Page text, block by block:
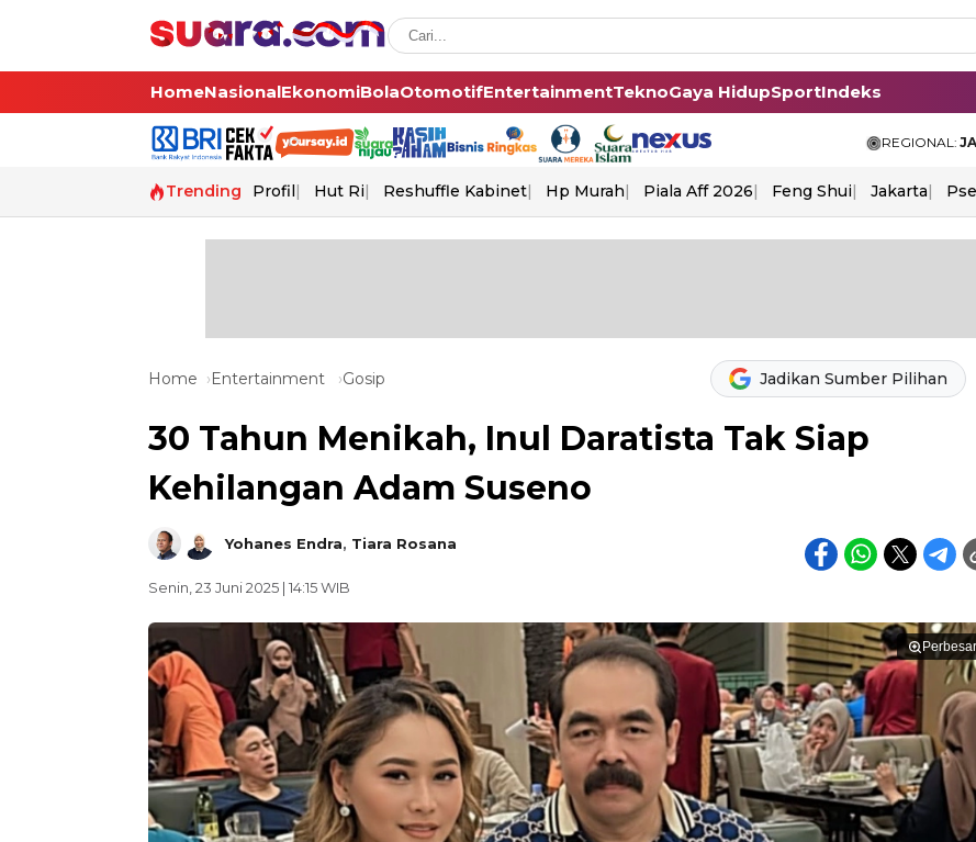
HomeNasionalEkonomiBolaOtomotifEntertainmentTeknoGaya HidupSportIndeks
REGIONAL:
Trending Profil Hut Ri Reshuffle Kabinet Hp Murah Piala Aff 2026 Feng Shui Jakarta
Home Entertainment Gosip Jadikan Sumber Pilihan
30 Tahun Menikah, Inul Daratista Tak Siap
Kehilangan Adam Suseno
Yohanes Endra, Tiara Rosana
Senin, 23 Juni 2025 | 14:15 WIB
Perbesar